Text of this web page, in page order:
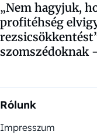
„Nem hagyjuk,
profitéhség
szomszédoknak
Rólunk
Impresszum